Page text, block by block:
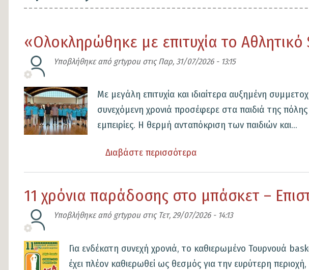
«Ολοκληρώθηκε με επιτυχία το
Υποβλήθηκε από grtypouστιςΠαρ, 31/07/2026 - 13:15
Εικόνα
Με μεγάλη επιτυχία και ιδιαίτερα αυξημένη
συνεχόμενη χρονιά προσέφερε στα παιδιά της
εμπειρίες. Η θερμή ανταπόκριση των παιδιών και...
Διαβάστε περισσότερα
με
επιτυχία
Αθλητικό
Summer
11 χρόνια παράδοσης στο μπάσκετ –
Υποβλήθηκε από grtypouστις Τετ, 29/07/2026 - 14:13
Εικόνα
Για ενδέκατη συνεχή χρονιά, το καθιερωμένο Τουρνουά
έχει πλέον καθιερωθεί ως θεσμός για την ευρύτερη